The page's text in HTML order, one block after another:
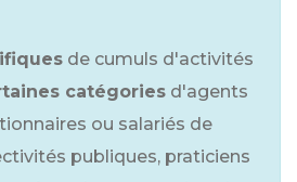
de cumuls d'activités
catégories d'agents
ou salariés de
publiques, praticiens